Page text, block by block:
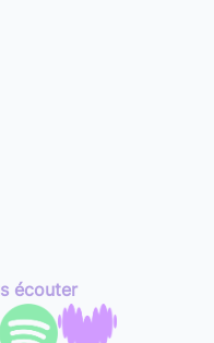
écouter